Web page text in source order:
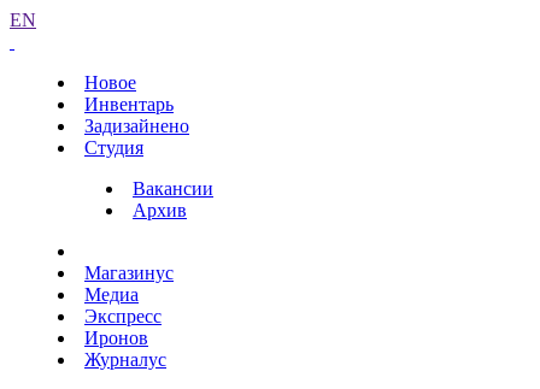
EN
Новое
Инвентарь
Задизайнено
Студия
Вакансии
Архив
Магазинус
Медиа
Экспресс
Иронов
Журналус